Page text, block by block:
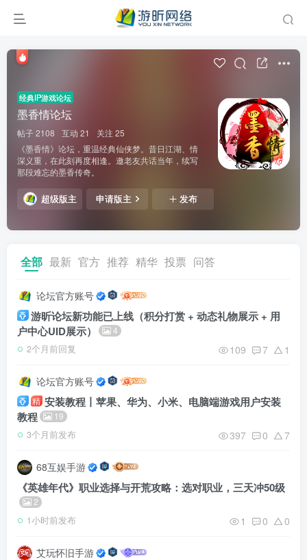
经典IP游戏论坛
墨香情论坛
帖子 2108 互动 21
关注 25
《墨香情》论坛，重温经典仙侠梦。昔日江湖、情
深义重，在此刻再度相逢。邀老友共话当年，续写
那段难忘的墨香传奇。
超级版主 申请版主 发布
全部 最新 官方 推荐 精华 投票 问答
论坛官方账号
游昕论坛新功能已上线（积分打赏 + 动态礼物展示 + 用
户中心UID展示）
4
2个月前回复 109 7 1
论坛官方账号
精 安装教程丨苹果、华为、小米、电脑端游戏用户安装
教程
19
3个月前发布 397 0 7
68互娱手游
《英雄年代》职业选择与开荒攻略：选对职业，三天冲50级
2
1小时前发布 1 0 0
艾玩怀旧手游